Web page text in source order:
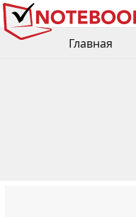
Главная